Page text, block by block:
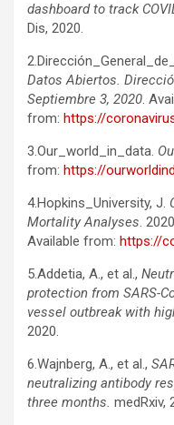
dashboard to track
Dis, 2020.
2.Dirección_General_de_
Datos Abiertos.
Septiembre 3, 2020.
from: https://
3.Our_world_in_data.
from: https://
4.Hopkins_University, J.
Mortality Analyses.
Available from: https://
5.Addetia, A., et al.,
protection from SARS-
vessel outbreak with
2020.
6.Wajnberg, A., et al.,
neutralizing antibody
three months. medRxiv,